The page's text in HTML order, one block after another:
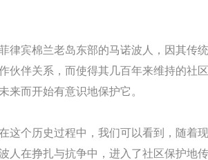
律宾棉兰老岛东部的马诺波人，因其传
伙伴关系，而使得其几百年来维持的社
来而开始有意识地保护它。
这个历史过程中，我们可以看到，随着
人在挣扎与抗争中，进入了社区保护地